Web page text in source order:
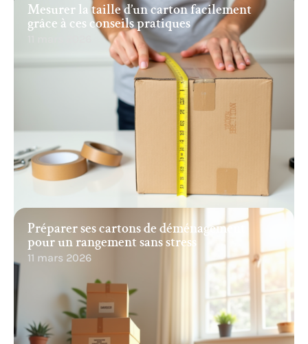
Mesurer la taille d’un carton facilement
grâce à ces conseils pratiques
Préparer ses cartons de déménagement
pour un rangement sans stress
11 mars 2026